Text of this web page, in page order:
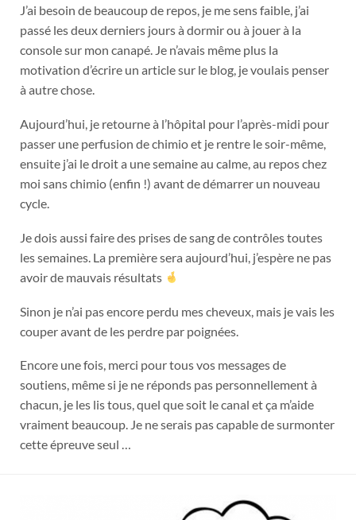
J’ai besoin de beaucoup de repos, je me sens faible, j’ai
passé les deux derniers jours à dormir ou à jouer à la
console sur mon canapé. Je n’avais même plus la
motivation d’écrire un article sur le blog, je voulais penser
à autre chose.
Aujourd’hui, je retourne à l’hôpital pour l’après-midi pour
passer une perfusion de chimio et je rentre le soir-même,
ensuite j’ai le droit a une semaine au calme, au repos chez
moi sans chimio (enfin !) avant de démarrer un nouveau
cycle.
Je dois aussi faire des prises de sang de contrôles toutes
les semaines. La première sera aujourd’hui, j’espère ne pas
avoir de mauvais résultats
Sinon je n’ai pas encore perdu mes cheveux, mais je vais les
couper avant de les perdre par poignées.
Encore une fois, merci pour tous vos messages de
soutiens, même si je ne réponds pas personnellement à
chacun, je les lis tous, quel que soit le canal et ça m’aide
vraiment beaucoup. Je ne serais pas capable de surmonter
cette épreuve seul …